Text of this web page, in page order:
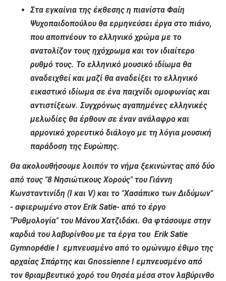
Στα εγκαίνια της έκθεσης η πιανίστα Φαίη
Ψυχοπαιδοπούλου θα ερμηνεύσει έργα στο πιάνο,
που αποπνέουν το ελληνικό χρώμα με το
ανατολίζον τους ηχόχρωμα και τον ιδιαίτερο
ρυθμό τους. Το ελληνικό μουσικό ιδίωμα θα
αναδειχθεί και μαζί θα αναδείξει το ελληνικό
εικαστικό ιδίωμα σε ένα παιχνίδι ομοφωνίας και
αντιστίξεων. Συγχρόνως αγαπημένες ελληνικές
μελωδίες θα έρθουν σε έναν ανάλαφρο και
αρμονικό χορευτικό διάλογο με τη λόγια μουσική
παράδοση της Ευρώπης.
Θα ακολουθήσουμε λοιπόν το νήμα ξεκινώντας από δύο
από τους "8 Νησιώτικους Χορούς" του Γιάννη
Κωνσταντινίδη (I και V) και το "Χασάπικο των Διδύμων"
- αφιερωμένο στον Erik Satie- από το έργο
"Ρυθμολογία" του Μάνου Χατζιδάκι. Θα φτάσουμε στην
καρδιά του λαβυρίνθου με τα έργα του Erik Satie
Gymnopédie I εμπνευσμένο από το ομώνυμο έθιμο της
αρχαίας Σπάρτης και Gnossienne I εμπνευσμένο από
τον θριαμβευτικό χορό του Θησέα μέσα στον λαβύρινθο